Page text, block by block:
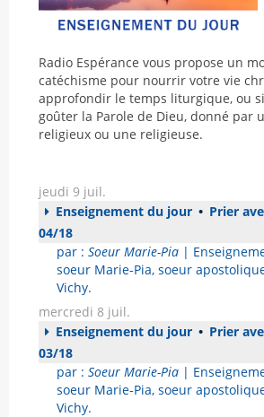
Radio Espérance vous propose un
catéchisme pour nourrir votre vie
approfondir le temps liturgique, ou
goûter la Parole de Dieu, donné par
religieux ou une religieuse.
jeudi 9 juil.
Enseignement du jour • Prier
04/18
par : Soeur Marie-Pia |
soeur Marie-Pia, soeur
Vichy.
mercredi 8 juil.
Enseignement du jour • Prier
03/18
par : Soeur Marie-Pia |
soeur Marie-Pia, soeur
Vichy.